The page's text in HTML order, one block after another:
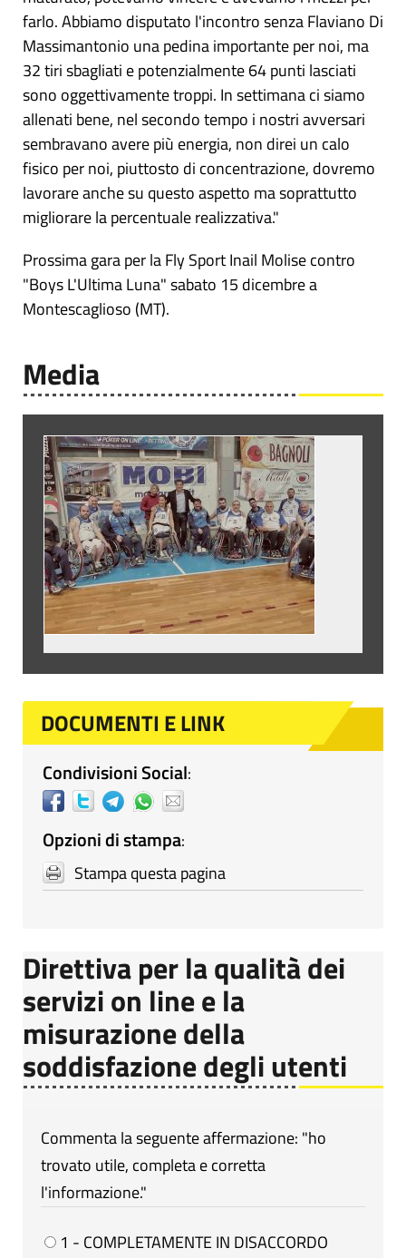
farlo. Abbiamo disputato l'incontro senza Flaviano Di
Massimantonio una pedina importante per noi, ma
32 tiri sbagliati e potenzialmente 64 punti lasciati
sono oggettivamente troppi. In settimana ci siamo
allenati bene, nel secondo tempo i nostri avversari
sembravano avere più energia, non direi un calo
fisico per noi, piuttosto di concentrazione, dovremo
lavorare anche su questo aspetto ma soprattutto
migliorare la percentuale realizzativa."
Prossima gara per la Fly Sport Inail Molise contro
"Boys L'Ultima Luna" sabato 15 dicembre a
Montescaglioso (MT).
Media
DOCUMENTI E LINK
Condivisioni Social:
Opzioni di stampa:
Stampa questa pagina
Direttiva per la qualità dei
servizi on line e la
misurazione della
soddisfazione degli utenti
Commenta la seguente affermazione: "ho
trovato utile, completa e corretta
l'informazione."
1 - COMPLETAMENTE IN DISACCORDO